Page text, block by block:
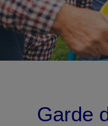
Garde